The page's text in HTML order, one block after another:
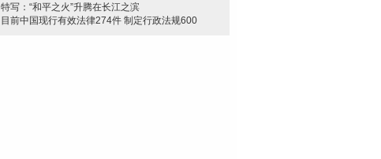
特写：“和平之火”升腾在长江之滨
目前中国现行有效法律274件 制定行政法规600